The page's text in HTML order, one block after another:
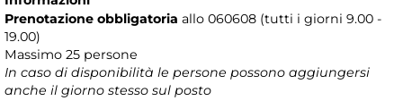
Prenotazione obbligatoria allo 060608 (tutti i giorni 9.00 -
19.00)
Massimo 25 persone
In caso di disponibilità le persone possono aggiungersi
anche il giorno stesso sul posto